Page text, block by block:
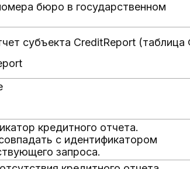
бюро в государственном
субъекта CreditReport (таблица
кредитного отчета.
с идентификатором
запроса.